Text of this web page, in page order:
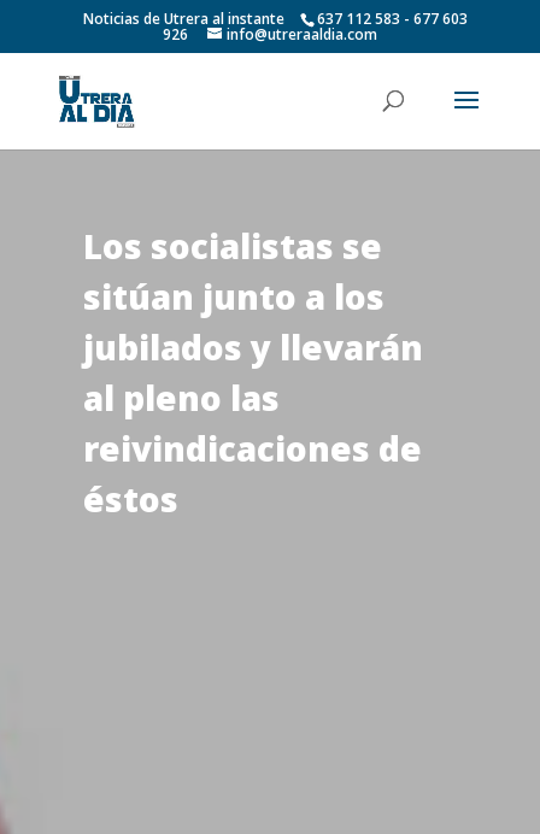
Noticias de Utrera al instante 637 112 583 - 677 603
926 info@utreraaldia.com
Los socialistas se
sitúan junto a los
jubilados y llevarán
al pleno las
reivindicaciones de
éstos